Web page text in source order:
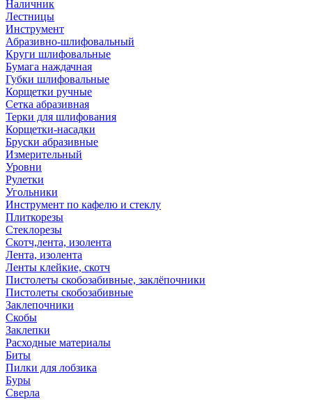
Наличник
Лестницы
Инструмент
Абразивно-шлифовальный
Круги шлифовальные
Бумага наждачная
Губки шлифовальные
Корщетки ручные
Сетка абразивная
Терки для шлифования
Корщетки-насадки
Бруски абразивные
Измерительный
Уровни
Рулетки
Угольники
Инструмент по кафелю и стеклу
Плиткорезы
Стеклорезы
Скотч,лента, изолента
Лента, изолента
Ленты клейкие, скотч
Пистолеты скобозабивные, заклёпочники
Пистолеты скобозабивные
Заклепочники
Скобы
Заклепки
Расходные материалы
Биты
Пилки для лобзика
Буры
Сверла